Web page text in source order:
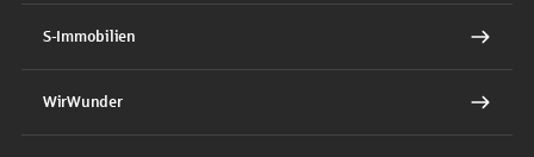
S-Immobilien
WirWunder